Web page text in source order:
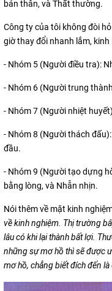
bản thân, và Thất thường.
Công ty của tôi không đòi
giờ thay đổi nhanh lắm,
- Nhóm 5 (Người điều tra):
- Nhóm 6 (Người trung
- Nhóm 7 (Người nhiệt
- Nhóm 8 (Người thách
đầu.
- Nhóm 9 (Người tạo dựng
bằng lòng, và Nhẫn nhịn.
Nói thêm về mặt kinh
về kinh nghiệm. Thị trường
lâu có khi lại thành bất lợi.
những sự mơ hồ thì sẽ được
mơ hồ, chẳng biết đích đến là